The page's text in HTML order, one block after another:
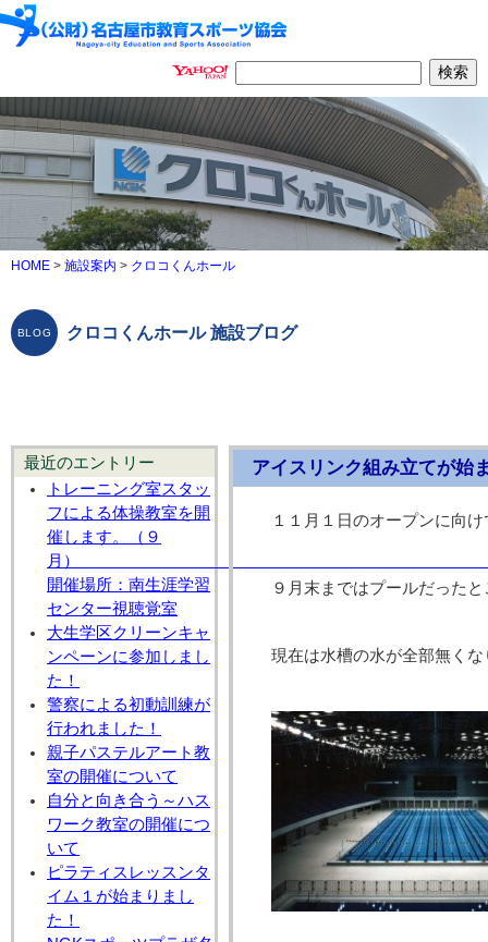
HOME > 施設案内 > クロコくんホール
クロコくんホール 施設ブログ
最近のエントリー
トレーニング室スタッ
フによる体操教室を開
催します。（９
月
開催場所：南生涯学習
センター視聴覚室
大生学区クリーンキャ
ンペーンに参加しまし
た！
警察による初動訓練が
行われました！
親子パステルアート教
室の開催について
自分と向き合う～ハス
ワーク教室の開催につ
いて
ピラティスレッスンタ
イム１が始まりまし
た！
アイスリンク組み立てが始
１１月１日のオープンに向
９月末まではプールだった
現在は水槽の水が全部無く